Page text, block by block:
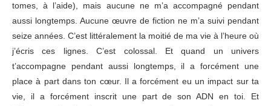
tomes, à l’aide), mais aucune ne m’a accompagné pendant
aussi longtemps. Aucune œuvre de fiction ne m’a suivi pendant
seize années. C’est littéralement la moitié de ma vie à l’heure où
j’écris ces lignes. C’est colossal. Et quand un univers
t’accompagne pendant aussi longtemps, il a forcément une
place à part dans ton cœur. Il a forcément eu un impact sur ta
vie, il a forcément inscrit une part de son ADN en toi. Et